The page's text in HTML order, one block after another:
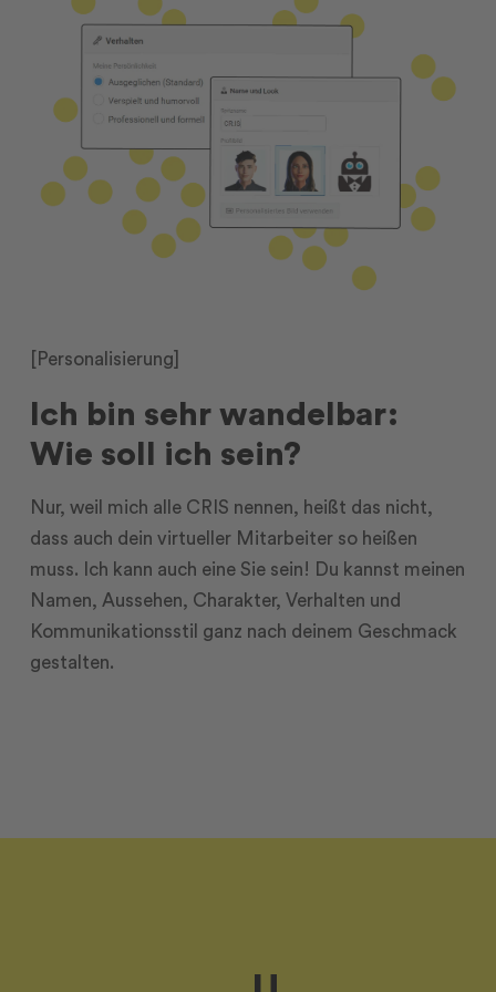
[Personalisierung]
Ich bin sehr wandelbar:
Wie soll ich sein?
Nur, weil mich alle CRIS nennen, heißt das nicht,
dass auch dein virtueller Mitarbeiter so heißen
muss. Ich kann auch eine Sie sein! Du kannst meinen
Namen, Aussehen, Charakter, Verhalten und
Kommunikationsstil ganz nach deinem Geschmack
gestalten.